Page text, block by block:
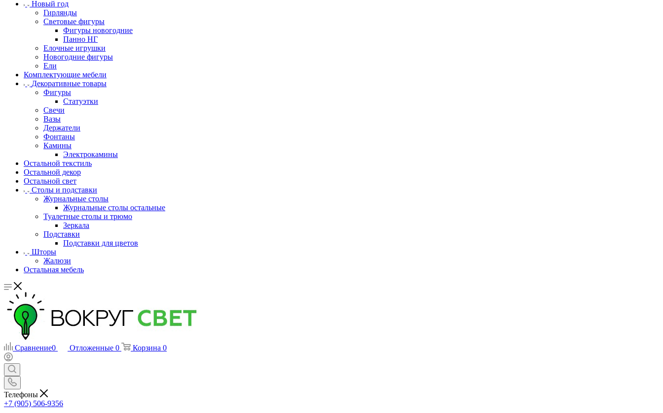
Новый год
Гирлянды
Световые фигуры
Фигуры новогодние
Панно НГ
Елочные игрушки
Новогодние фигуры
Ели
Комплектующие мебели
Декоративные товары
Фигуры
Статуэтки
Свечи
Вазы
Держатели
Фонтаны
Камины
Электрокамины
Остальной текстиль
Остальной декор
Остальной свет
Столы и подставки
Журнальные столы
Журнальные столы остальные
Туалетные столы и трюмо
Зеркала
Подставки
Подставки для цветов
Шторы
Жалюзи
Остальная мебель
Сравнение0 Отложенные 0 Корзина 0
Телефоны
+7 (905) 506-9356